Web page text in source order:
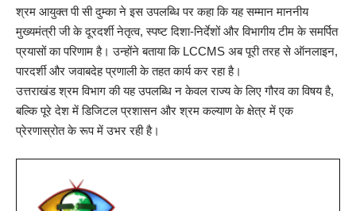
श्रम आयुक्त पी सी दुम्का ने इस उपलब्धि पर कहा कि यह सम्मान माननीय
मुख्यमंत्री जी के दूरदर्शी नेतृत्व, स्पष्ट दिशा-निर्देशों और विभागीय टीम के समर्पित
प्रयासों का परिणाम है। उन्होंने बताया कि LCCMS अब पूरी तरह से ऑनलाइन,
पारदर्शी और जवाबदेह प्रणाली के तहत कार्य कर रहा है।
उत्तराखंड श्रम विभाग की यह उपलब्धि न केवल राज्य के लिए गौरव का विषय है,
बल्कि पूरे देश में डिजिटल प्रशासन और श्रम कल्याण के क्षेत्र में एक
प्रेरणास्रोत के रूप में उभर रही है।